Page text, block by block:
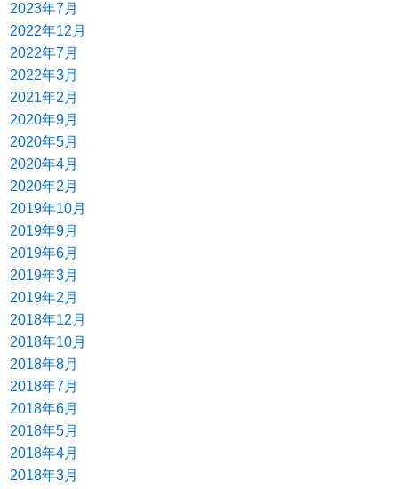
2023年7月
2022年12月
2022年7月
2022年3月
2021年2月
2020年9月
2020年5月
2020年4月
2020年2月
2019年10月
2019年9月
2019年6月
2019年3月
2019年2月
2018年12月
2018年10月
2018年8月
2018年7月
2018年6月
2018年5月
2018年4月
2018年3月